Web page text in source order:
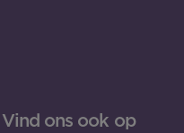
Vind ons ook op